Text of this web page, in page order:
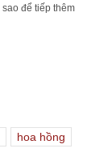
để tiếp thêm
hoa hồng